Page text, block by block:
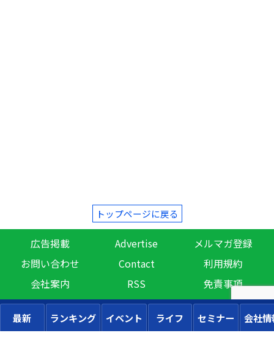
トップページに戻る
広告掲載 Advertise
メルマガ登録
お問い合わせ
Contact
利用規約
会社案内
RSS 免責事項
最新 ランキング イベント ライフ セミナー 会社